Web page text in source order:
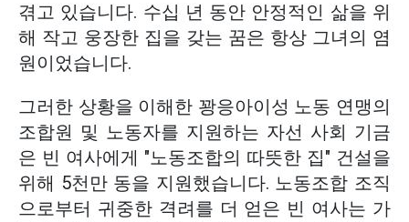
겪고 있습니다. 수십 년 동안 안정적인 삶을 위
해 작고 웅장한 집을 갖는 꿈은 항상 그녀의 염
원이었습니다.
그러한 상황을 이해한 꽝응아이성 노동 연맹의
조합원 및 노동자를 지원하는 자선 사회 기금
은 빈 여사에게 "노동조합의 따뜻한 집" 건설을
위해 5천만 동을 지원했습니다. 노동조합 조직
으로부터 귀중한 격려를 더 얻은 빈 여사는 가